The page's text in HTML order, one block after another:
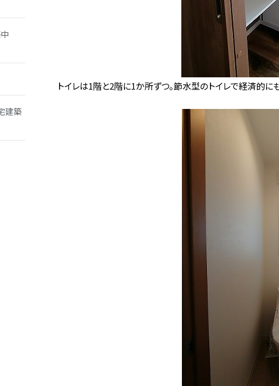
トイレは1階と2階に1か所ずつ。節水型のトイレで経済的に
建築